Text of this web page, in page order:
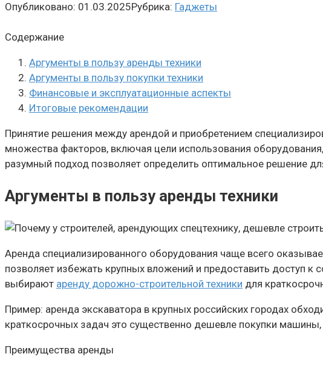
Опубликовано: 01.03.2025Рубрика: Гаджеты
Содержание
Аргументы в пользу аренды техники
Аргументы в пользу покупки техники
Финансовые и эксплуатационные аспекты
Итоговые рекомендации
Принятие решения между арендой и приобретением
множества факторов, включая цели использования
разумный подход позволяет определить оптимальное решение
Аргументы в пользу аренды техники
Аренда специализированного оборудования чаще всего
позволяет избежать крупных вложений и предоставить доступ
выбирают аренду дорожно-строительной техники для
Пример: аренда экскаватора в крупных российских городах
краткосрочных задач это существенно дешевле покупки
Преимущества аренды